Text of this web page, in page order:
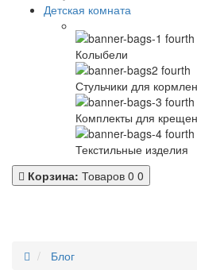
Детская комната
Колыбели
Стульчики для
Комплекты для
Текстильные изделия
Корзина: Товаров 0 0
Блог